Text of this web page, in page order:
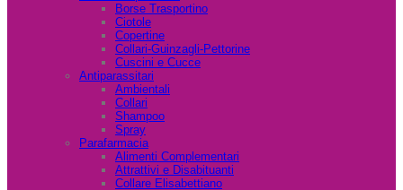
Borse Trasportino
Ciotole
Copertine
Collari-Guinzagli-Pettorine
Cuscini e Cucce
Antiparassitari
Ambientali
Collari
Shampoo
Spray
Parafarmacia
Alimenti Complementari
Attrattivi e Disabituanti
Collare Elisabettiano